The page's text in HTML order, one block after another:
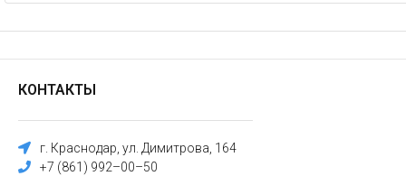
КОНТАКТЫ
г. Краснодар, ул. Димитрова, 164
+7 (861) 992–00–50